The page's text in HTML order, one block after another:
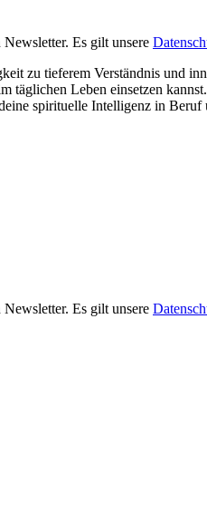
Es gilt unsere
zu tieferem Verständnis und
täglichen Leben einsetzen kannst.
spirituelle Intelligenz in Beruf
Es gilt unsere